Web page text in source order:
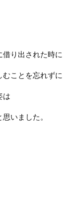
借り出された時に
むことを忘れずに
は
いました。